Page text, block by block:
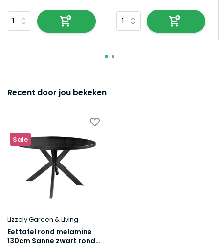
Recent door jou bekeken
Sale
Lizzely Garden & Living
Eettafel rond melamine
130cm Sanne zwart ronde